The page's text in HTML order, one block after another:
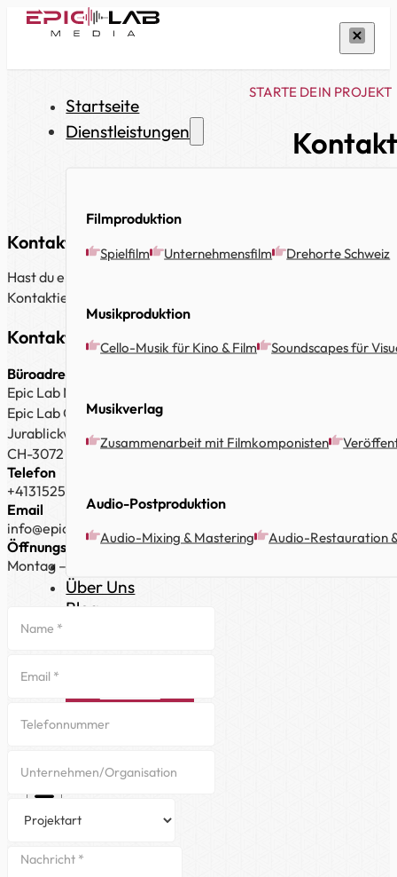
Startseite
Dienstleistungen
Filmproduktion
Spielfilm Unternehmensfilm Drehorte Schweiz
Musikproduktion
Cello-Musik für Kino & Film Soundscapes für
Musikverlag
Zusammenarbeit mit Filmkomponisten
Audio-Postproduktion
Audio-Mixing & Mastering Audio-Restauration
Über Uns
Blog
STARTE DEIN PROJEKT
Kontaktiere uns
Hast du ein Projekt im Kopf? Ob ein überzeugender
Kontaktiere Epic Lab Media und lass uns gemeinsam etwas
Kontaktinformationen
Büroadresse
Epic Lab Media,
Epic Lab GmbH,
Jurablickweg 8E,
CH-3072 Ostermundigen
Telefon
+41315256080
Email
info@epiclabmedia.com
Öffnungszeiten
Montag – Freitag: 9:00 – 18:00 Uhr (MEZ)